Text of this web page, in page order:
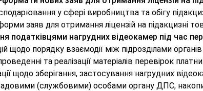
у сфері виробництва та обігу
заяв для отримання ліцензій на підакцизні
податківцями нагрудних відеокамер під час
щодо порядку взаємодії між підрозділами
та реалізації матеріалів перевірок
щодо зберігання, застосування нагрудних
(службовими) особами органу ДПС,